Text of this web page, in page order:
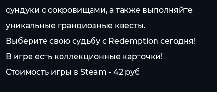
сундуки с сокровищами, а также выполняйте
уникальные грандиозные квесты.
Выберите свою судьбу с Redemption сегодня!
В игре есть коллекционные карточки!
Стоимость игры в Steam - 42 pуб